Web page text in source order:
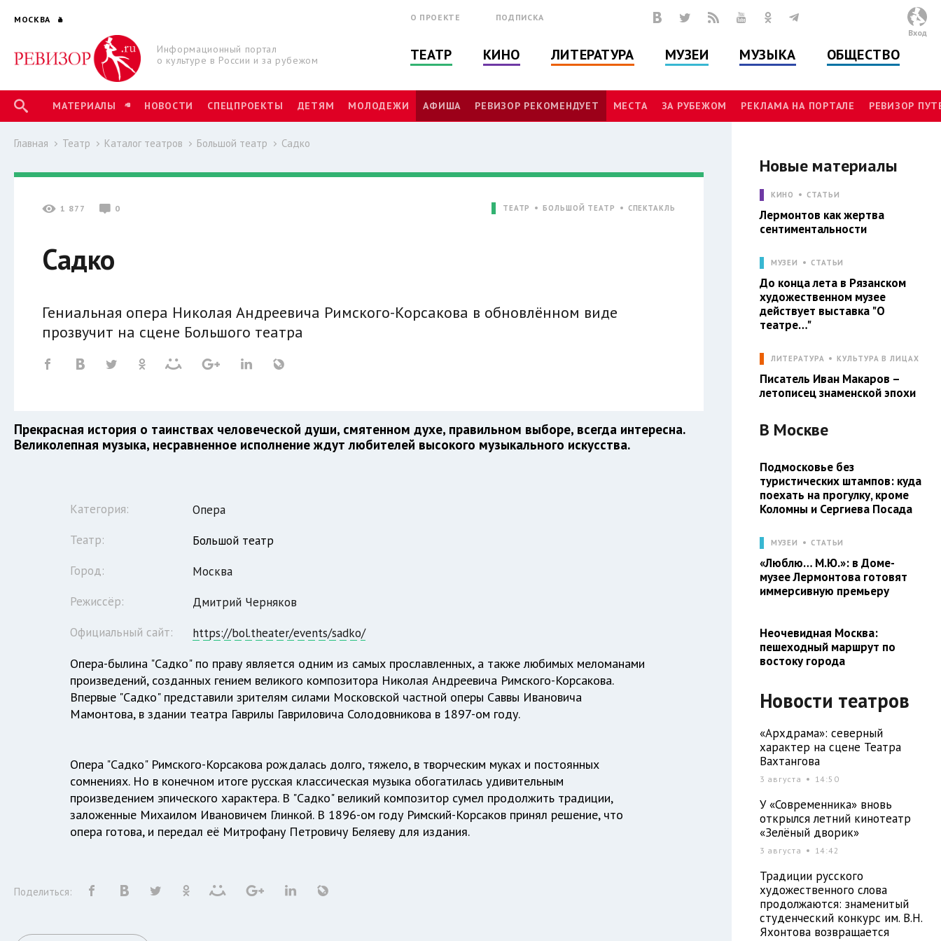
МОСКВА
Информационный портал
о культуре в России и за рубежом
О ПРОЕКТЕ ПОДПИСКА
ТЕАТР КИНО ЛИТЕРАТУРА МУЗЕИ МУЗЫКА ОБЩЕСТВО
Вход
МАТЕРИАЛЫ НОВОСТИ СПЕЦПРОЕКТЫ ДЕТЯМ МОЛОДЕЖИ АФИША РЕВИЗОР РЕКОМЕНДУЕТ МЕСТА ЗА РУБЕЖОМ РЕКЛАМА НА ПОРТАЛЕ РЕВИЗОР
Главная Театр Каталог театров Большой театр Садко
1 877 0 ТЕАТР БОЛЬШОЙ ТЕАТР СПЕКТАКЛЬ
Садко
Гениальная опера Николая Андреевича Римского-Корсакова в обновлённом виде
прозвучит на сцене Большого театра
Прекрасная история о таинствах человеческой души, смятенном духе, правильном выборе, всегда интересна.
Великолепная музыка, несравненное исполнение ждут любителей высокого музыкального искусства.
Категория:
Опера
Театр:
Большой театр
Город:
Москва
Режиссёр:
Дмитрий Черняков
Официальный сайт:
https://bol.theater/events/sadko/
Опера-былина "Садко" по праву является одним из самых прославленных, а также любимых меломанами
произведений, созданных гением великого композитора Николая Андреевича Римского-Корсакова.
Впервые "Садко" представили зрителям силами Московской частной оперы Саввы Ивановича
Мамонтова, в здании театра Гаврилы Гавриловича Солодовникова в 1897-ом году.
Опера "Садко" Римского-Корсакова рождалась долго, тяжело, в творческим муках и постоянных
сомнениях. Но в конечном итоге русская классическая музыка обогатилась удивительным
произведением эпического характера. В "Садко" великий композитор сумел продолжить традиции,
заложенные Михаилом Ивановичем Глинкой. В 1896-ом году Римский-Корсаков принял решение, что
опера готова, и передал её Митрофану Петровичу Беляеву для издания.
Поделиться:
Новые материалы
КИНО СТАТЬИ
Лермонтов как жертва
сентиментальности
МУЗЕИ СТАТЬИ
До конца лета в Рязанском
художественном музее
действует выставка "О
театре…"
ЛИТЕРАТУРА КУЛЬТУРА В ЛИЦАХ
Писатель Иван Макаров –
летописец знаменской эпохи
В Москве
Подмосковье без
туристических штампов: куда
поехать на прогулку, кроме
Коломны и Сергиева Посада
МУЗЕИ СТАТЬИ
«Люблю… М.Ю.»: в Доме-
музее Лермонтова готовят
иммерсивную премьеру
Неочевидная Москва:
пешеходный маршрут по
востоку города
Новости театров
«Архдрама»: северный
характер на сцене Театра
Вахтангова
3 августа 14:50
У «Современника» вновь
открылся летний кинотеатр
«Зелёный дворик»
3 августа 14:42
Традиции русского
художественного слова
продолжаются: знаменитый
студенческий конкурс им. В.Н.
Яхонтова возвращается